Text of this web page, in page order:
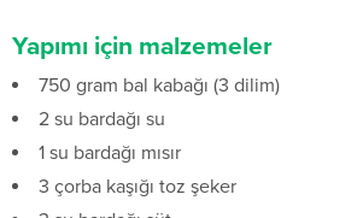
Yapımı için malzemeler
750 gram bal kabağı (3 dilim)
2 su bardağı su
1 su bardağı mısır
3 çorba kaşığı toz şeker